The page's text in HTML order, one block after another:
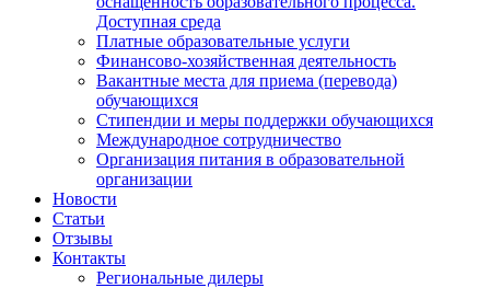
Доступная среда
Платные образовательные услуги
Финансово-хозяйственная деятельность
Вакантные места для приема (перевода)
обучающихся
Стипендии и меры поддержки обучающихся
Международное сотрудничество
Организация питания в образовательной
организации
Новости
Статьи
Отзывы
Контакты
Региональные дилеры